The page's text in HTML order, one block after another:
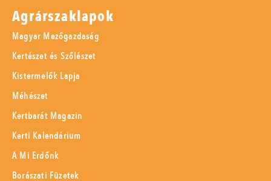
Agrárszaklapok
Magyar Mezőgazdaság
Kertészet és Szőlészet
Kistermelők Lapja
Méhészet
Kertbarát Magazin
Kerti Kalendárium
A Mi Erdőnk
Borászati Füzetek